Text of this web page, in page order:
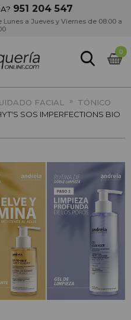
951 204 547
a Jueves y Viernes de 08:00 a
0
FACIAL » TÓNICO
SOS IMPERFECTIONS BIO